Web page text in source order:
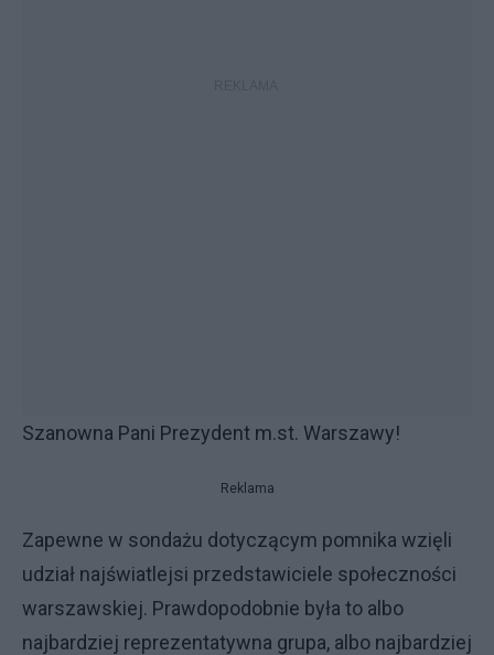
Szanowna Pani Prezydent m.st. Warszawy!
Reklama
Zapewne w sondażu dotyczącym pomnika wzięli
udział najświatlejsi przedstawiciele społeczności
warszawskiej. Prawdopodobnie była to albo
najbardziej reprezentatywna grupa, albo najbardziej